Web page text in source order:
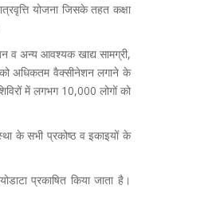
योजना जिसके तहत कक्षा
व अन्य आवश्यक खाद्य सामग्री,
को अधिकतम वैक्सीनेशन लगाने के
में लगभग 10,000 लोगों को
के सभी प्रकोष्ठ व इकाइयों के
प्रकाषित किया जाता है।